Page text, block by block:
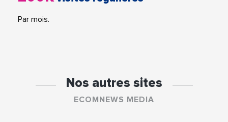
Par mois.
Nos autres sites
ECOMNEWS MEDIA